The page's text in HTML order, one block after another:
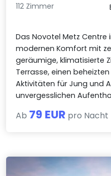
112 Zimmer
Das Novotel Metz Centre
modernen Komfort mit
geräumige, klimatisierte
Terrasse, einen
Aktivitäten für Jung und
unvergesslichen
Ab 79 EUR pro Nacht